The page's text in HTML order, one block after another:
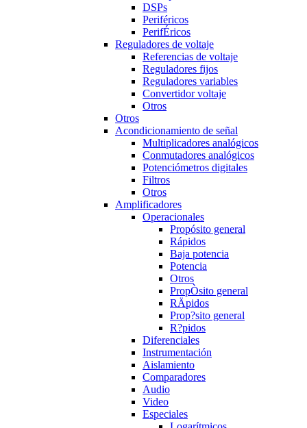
DSPs
Periféricos
PerifÉricos
Reguladores de voltaje
Referencias de voltaje
Reguladores fijos
Reguladores variables
Convertidor voltaje
Otros
Otros
Acondicionamiento de señal
Multiplicadores analógicos
Conmutadores analógicos
Potenciómetros digitales
Filtros
Otros
Amplificadores
Operacionales
Propósito general
Rápidos
Baja potencia
Potencia
Otros
PropÒsito general
RÄpidos
Prop?sito general
R?pidos
Diferenciales
Instrumentación
Aislamiento
Comparadores
Audio
Video
Especiales